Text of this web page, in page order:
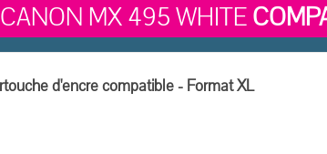
MX 495 WHITE
d'encre compatible - Format XL